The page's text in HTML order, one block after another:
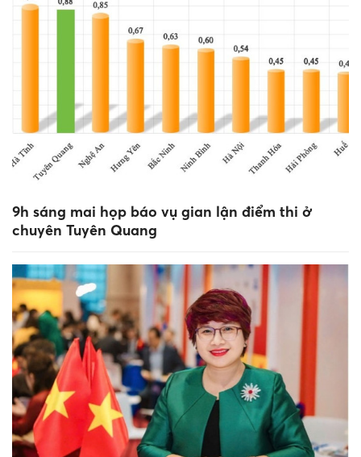
9h sáng mai họp báo vụ gian lận điểm thi ở
chuyên Tuyên Quang